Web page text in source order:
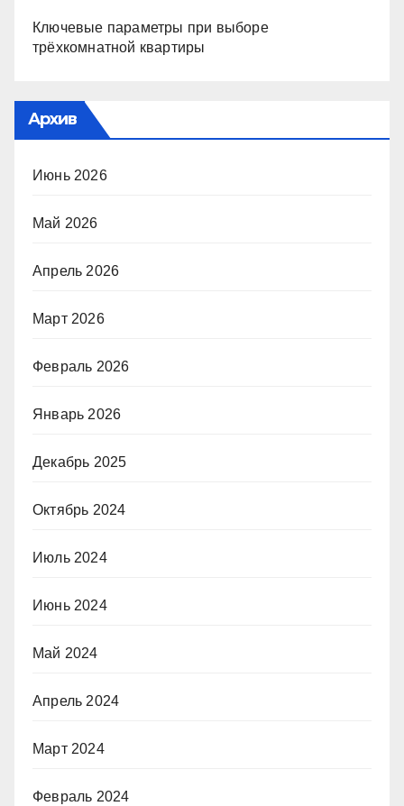
Ключевые параметры при выборе
трёхкомнатной квартиры
Архив
Июнь 2026
Май 2026
Апрель 2026
Март 2026
Февраль 2026
Январь 2026
Декабрь 2025
Октябрь 2024
Июль 2024
Июнь 2024
Май 2024
Апрель 2024
Март 2024
Февраль 2024